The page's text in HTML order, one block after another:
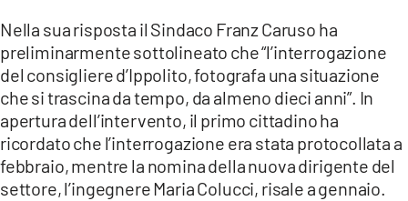
Nella sua risposta il Sindaco Franz Caruso ha
preliminarmente sottolineato che “l’interrogazione
del consigliere d’Ippolito, fotografa una situazione
che si trascina da tempo, da almeno dieci anni”. In
apertura dell’intervento, il primo cittadino ha
ricordato che l’interrogazione era stata protocollata a
febbraio, mentre la nomina della nuova dirigente del
settore, l’ingegnere Maria Colucci, risale a gennaio.